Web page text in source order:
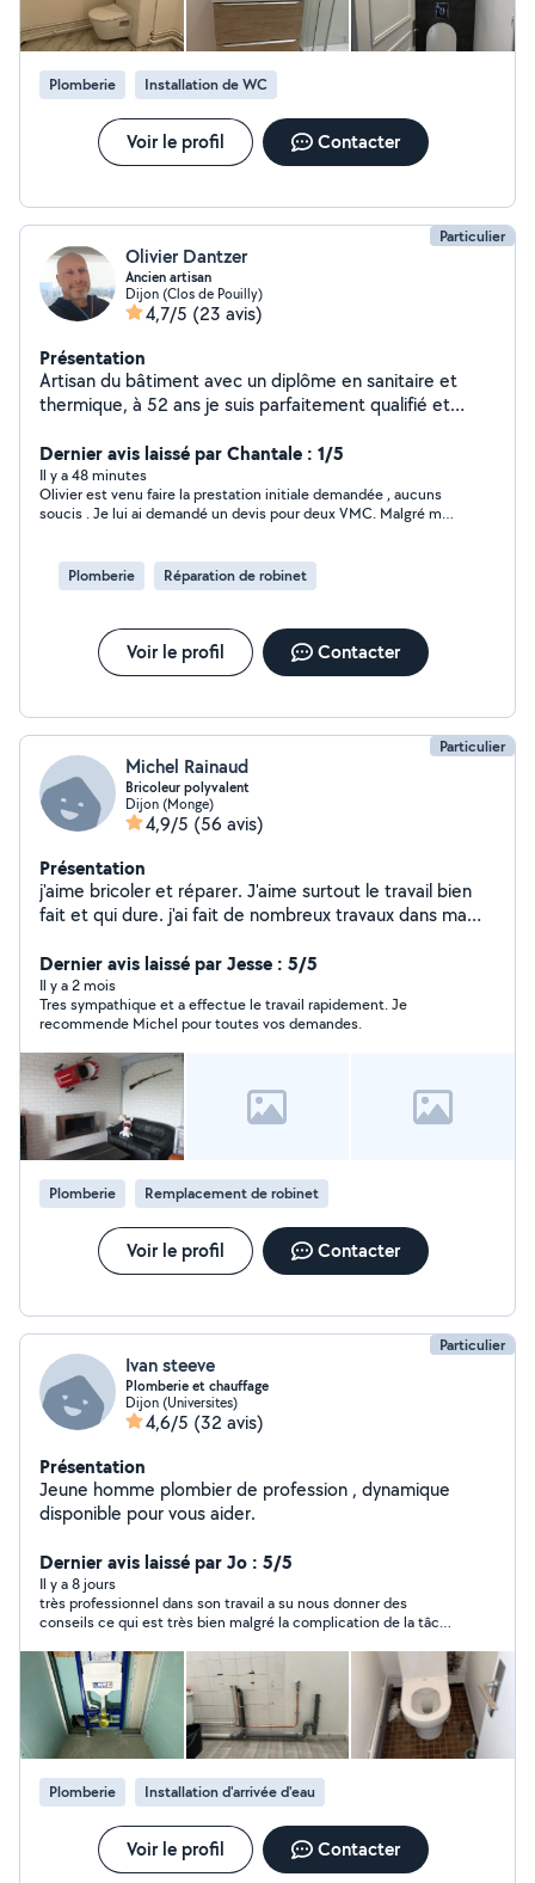
Plomberie Installation de WC
Voir le profil Contacter
Particulier
Olivier Dantzer
Ancien artisan
Dijon (Clos de Pouilly)
4,7/5 (23 avis)
Présentation
Artisan du bâtiment avec un diplôme en sanitaire et
thermique, à 52 ans je suis parfaitement qualifié et
extérieurs !
Dernier avis laissé par Chantale : 1/5
Il y a 48 minutes
Olivier est venu faire la prestation initiale demandée , aucuns
soucis . Je lui ai demandé un devis pour deux VMC. Malgré mes
l’intéresserait pas , il suffit de le dire . Dommage, cela n est pas
professionnel de sa part .
Plomberie Réparation de robinet
Voir le profil Contacter
Particulier
Michel Rainaud
Bricoleur polyvalent
Dijon (Monge)
4,9/5 (56 avis)
Présentation
j'aime bricoler et réparer. J'aime surtout le travail bien
fait et qui dure. j'ai fait de nombreux travaux dans ma
Dernier avis laissé par Jesse : 5/5
Il y a 2 mois
Tres sympathique et a effectue le travail rapidement. Je
recommende Michel pour toutes vos demandes.
Plomberie Remplacement de robinet
Voir le profil Contacter
Particulier
Ivan steeve
Plomberie et chauffage
Dijon (Universites)
4,6/5 (32 avis)
Présentation
Jeune homme plombier de profession , dynamique
disponible pour vous aider.
Dernier avis laissé par Jo : 5/5
Il y a 8 jours
très professionnel dans son travail a su nous donner des
conseils ce qui est très bien malgré la complication de la tâche
Plomberie Installation d'arrivée d'eau
Voir le profil Contacter